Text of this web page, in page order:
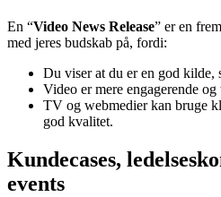
En “Video News Release” er en
med jeres budskab på, fordi:
Du viser at du er en god kilde,
Video er mere engagerende
TV og webmedier kan bruge
god kvalitet.
Kundecases,
events